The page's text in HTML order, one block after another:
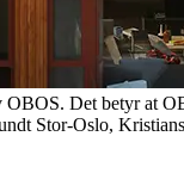
OBOS. Det betyr at
Stor-Oslo,